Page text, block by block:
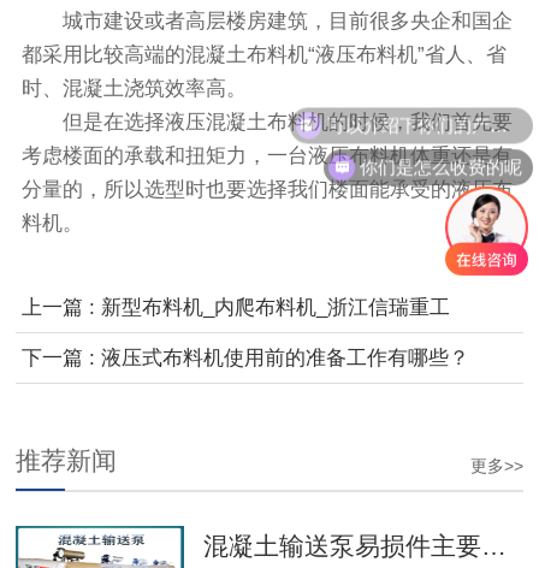
城市建设或者高层楼房建筑，目前很多央企和国企
都采用比较高端的混凝土布料机“液压布料机”省人、省
时、混凝土浇筑效率高。
但是在选择液压混凝土布料机的时候，我们首先要
考虑楼面的承载和扭矩力，一台液压布料机体重还是有
分量的，所以选型时也要选择我们楼面能承受的液压布
料机。
上一篇 : 新型布料机_内爬布料机_浙江信瑞重工
下一篇 : 液压式布料机使用前的准备工作有哪些？
更多>>
推荐新闻
混凝土输送泵易损件主要事项
可以介绍下你们的产品么
你们是怎么收费的呢